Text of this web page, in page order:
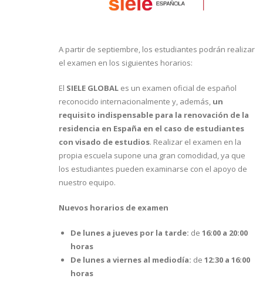
A partir de septiembre, los estudiantes podrán realizar
el examen en los siguientes horarios:
El SIELE GLOBAL es un examen oficial de español
reconocido internacionalmente y, además, un
requisito indispensable para la renovación de la
residencia en España en el caso de estudiantes
con visado de estudios. Realizar el examen en la
propia escuela supone una gran comodidad, ya que
los estudiantes pueden examinarse con el apoyo de
nuestro equipo.
Nuevos horarios de examen
De lunes a jueves por la tarde: de 16:00 a 20:00
horas
De lunes a viernes al mediodía: de 12:30 a 16:00
horas